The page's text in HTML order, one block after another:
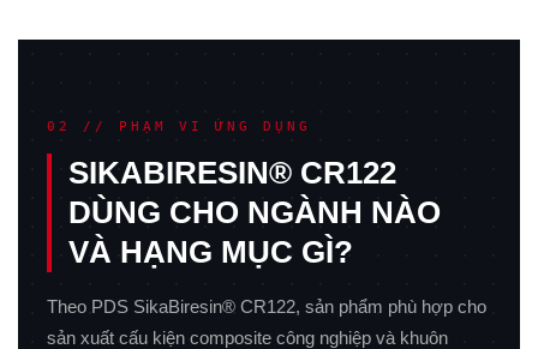
02 // PHẠM VI ỨNG DỤNG
SIKABIRESIN® CR122
DÙNG CHO NGÀNH NÀO
VÀ HẠNG MỤC GÌ?
Theo PDS SikaBiresin® CR122, sản phẩm phù hợp cho
sản xuất cấu kiện composite công nghiệp và khuôn